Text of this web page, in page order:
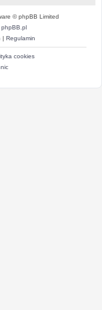
© phpBB Limited
phpBB.pl
| Regulamin
cookies